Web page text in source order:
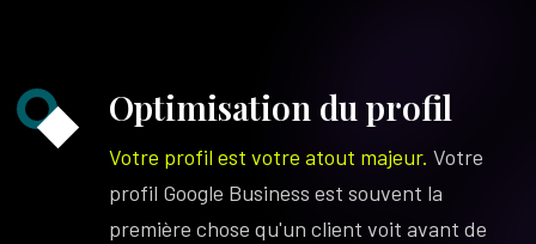
Optimisation du profil
Votre profil est votre atout majeur. Votre
profil Google Business est souvent la
première chose qu'un client voit avant de